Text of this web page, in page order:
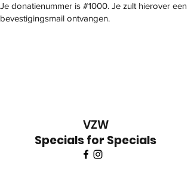
Je donatienummer is #1000. Je zult hierover een
bevestigingsmail ontvangen.
VZW
Specials for Specials